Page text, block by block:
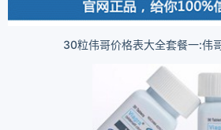
30粒伟哥价格表大全套餐一:伟